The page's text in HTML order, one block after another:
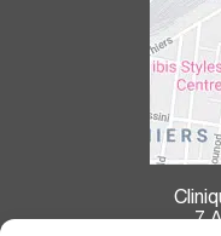
7